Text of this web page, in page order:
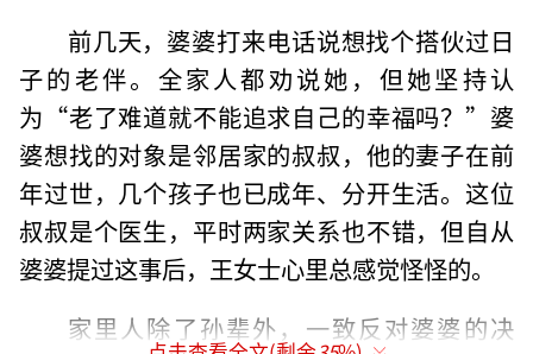
前几天，婆婆打来电话说想找个搭伙过日
子的老伴。全家人都劝说她，但她坚持认
为“老了难道就不能追求自己的幸福吗？”婆
婆想找的对象是邻居家的叔叔，他的妻子在前
年过世，几个孩子也已成年、分开生活。这位
叔叔是个医生，平时两家关系也不错，但自从
婆婆提过这事后，王女士心里总感觉怪怪的。
家里人除了孙辈外，一致反对婆婆的决